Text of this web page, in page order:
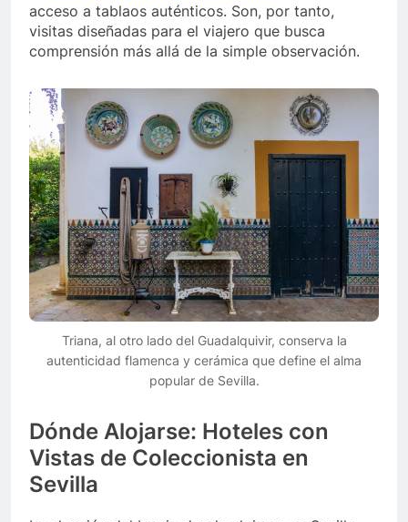
acceso a tablaos auténticos. Son, por tanto,
visitas diseñadas para el viajero que busca
comprensión más allá de la simple observación.
Triana, al otro lado del Guadalquivir, conserva la
autenticidad flamenca y cerámica que define el alma
popular de Sevilla.
Dónde Alojarse: Hoteles con
Vistas de Coleccionista en
Sevilla